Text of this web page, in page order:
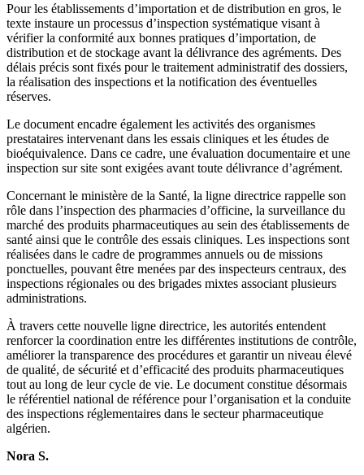
Pour les établissements d’importation et de distribution en gros, le
texte instaure un processus d’inspection systématique visant à
vérifier la conformité aux bonnes pratiques d’importation, de
distribution et de stockage avant la délivrance des agréments. Des
délais précis sont fixés pour le traitement administratif des dossiers,
la réalisation des inspections et la notification des éventuelles
réserves.
Le document encadre également les activités des organismes
prestataires intervenant dans les essais cliniques et les études de
bioéquivalence. Dans ce cadre, une évaluation documentaire et une
inspection sur site sont exigées avant toute délivrance d’agrément.
Concernant le ministère de la Santé, la ligne directrice rappelle son
rôle dans l’inspection des pharmacies d’officine, la surveillance du
marché des produits pharmaceutiques au sein des établissements de
santé ainsi que le contrôle des essais cliniques. Les inspections sont
réalisées dans le cadre de programmes annuels ou de missions
ponctuelles, pouvant être menées par des inspecteurs centraux, des
inspections régionales ou des brigades mixtes associant plusieurs
administrations.
À travers cette nouvelle ligne directrice, les autorités entendent
renforcer la coordination entre les différentes institutions de contrôle,
améliorer la transparence des procédures et garantir un niveau élevé
de qualité, de sécurité et d’efficacité des produits pharmaceutiques
tout au long de leur cycle de vie. Le document constitue désormais
le référentiel national de référence pour l’organisation et la conduite
des inspections réglementaires dans le secteur pharmaceutique
algérien.
Nora S.